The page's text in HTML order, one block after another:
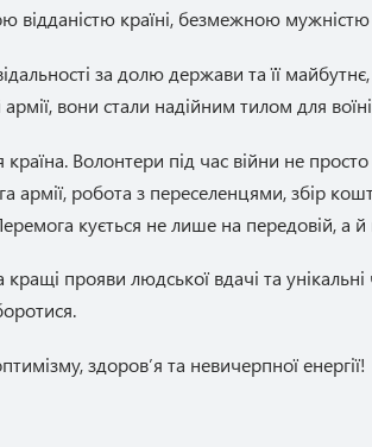
відданістю країні, безмежною
за долю держави та її
вони стали надійним тилом для
країна. Волонтери під час війни не
армії, робота з переселенцями, збір
кується не лише на передовій, а й
кращі прояви людської вдачі та
здоров’я та невичерпної енергії!